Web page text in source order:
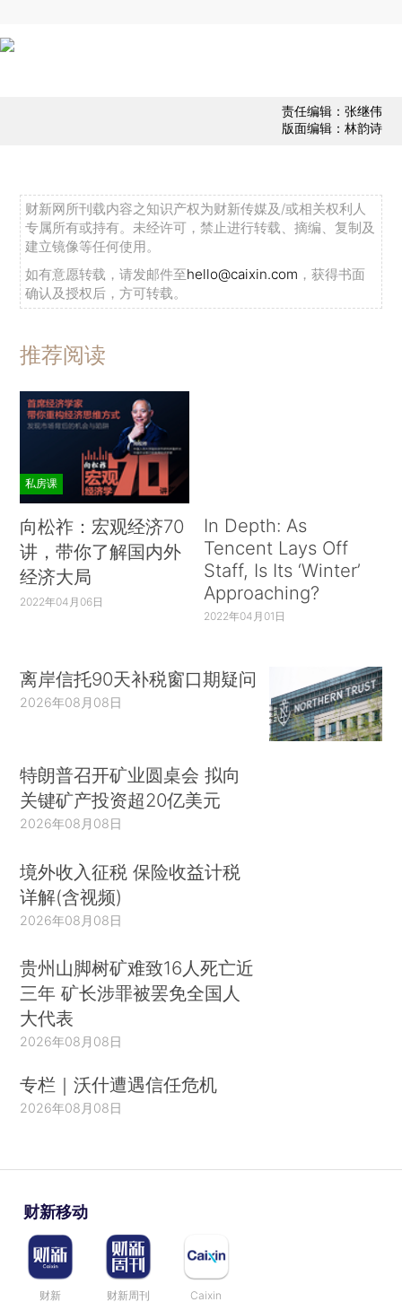
责任编辑：张继伟
版面编辑：林韵诗
财新网所刊载内容之知识产权为财新传媒及/或相关权利人
专属所有或持有。未经许可，禁止进行转载、摘编、复制及
建立镜像等任何使用。
如有意愿转载，请发邮件至hello@caixin.com ，获得书面
确认及授权后，方可转载。
推荐阅读
私房课
向松祚：宏观经济70
讲，带你了解国内外
经济大局
2022年04月06日
In Depth: As
Tencent Lays Off
Staff, Is Its ‘Winter’
Approaching?
2022年04月01日
离岸信托90天补税窗口期疑问
2026年08月08日
特朗普召开矿业圆桌会 拟向
关键矿产投资超20亿美元
2026年08月08日
境外收入征税 保险收益计税
详解(含视频)
2026年08月08日
贵州山脚树矿难致16人死亡近
三年 矿长涉罪被罢免全国人
大代表
2026年08月08日
专栏｜沃什遭遇信任危机
2026年08月08日
财新移动
财新 财新周刊 Caixin